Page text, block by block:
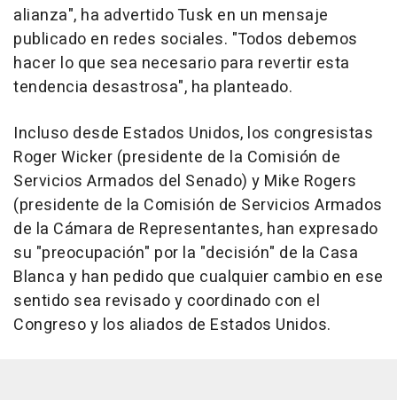
alianza", ha advertido Tusk en un mensaje
publicado en redes sociales. "Todos debemos
hacer lo que sea necesario para revertir esta
tendencia desastrosa", ha planteado.
Incluso desde Estados Unidos, los congresistas
Roger Wicker (presidente de la Comisión de
Servicios Armados del Senado) y Mike Rogers
(presidente de la Comisión de Servicios Armados
de la Cámara de Representantes, han expresado
su "preocupación" por la "decisión" de la Casa
Blanca y han pedido que cualquier cambio en ese
sentido sea revisado y coordinado con el
Congreso y los aliados de Estados Unidos.